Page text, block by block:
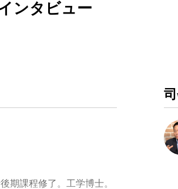
ンタビュー
期課程修了。工学博士。